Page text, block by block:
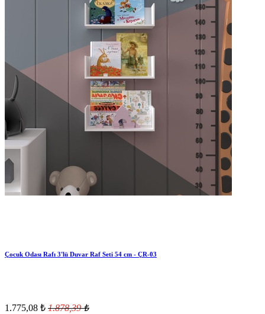
Çocuk Odası Rafı 3'lü Duvar Raf Seti 54 cm - ÇR-03
1.775,08 ₺ 1.878,39₺